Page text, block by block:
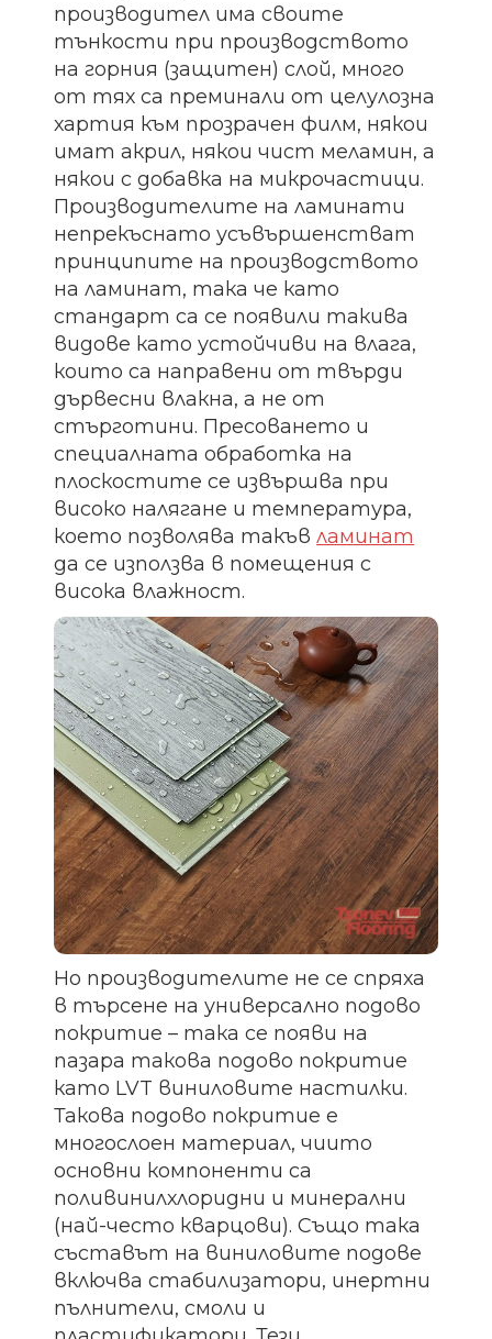
производител има своите
тънкости при производството
на горния (защитен) слой, много
от тях са преминали от целулозна
хартия към прозрачен филм, някои
имат акрил, някои чист меламин, а
някои с добавка на микрочастици.
Производителите на ламинати
непрекъснато усъвършенстват
принципите на производството
на ламинат, така че като
стандарт са се появили такива
видове като устойчиви на влага,
които са направени от твърди
дървесни влакна, а не от
стърготини. Пресоването и
специалната обработка на
плоскостите се извършва при
високо налягане и температура,
което позволява такъвламинат
да се използва в помещения с
висока влажност.
Но производителите не се спряха
в търсене на универсално подово
покритие – така се появи на
пазара такова подово покритие
като LVT виниловите настилки.
Такова подово покритие е
многослоен материал, чиито
основни компоненти са
поливинилхлоридни и минерални
(най-често кварцови). Също така
съставът на виниловите подове
включва стабилизатори, инертни
пълнители, смоли и